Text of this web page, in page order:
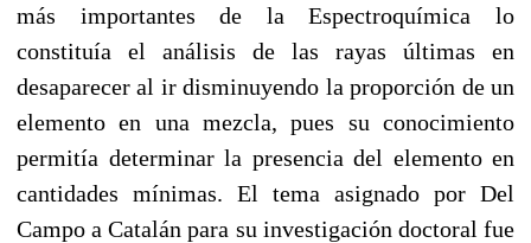
más importantes de la Espectroquímica lo
constituía el análisis de las rayas últimas en
desaparecer al ir disminuyendo la proporción de un
elemento en una mezcla, pues su conocimiento
permitía determinar la presencia del elemento en
cantidades mínimas. El tema asignado por Del
Campo a Catalán para su investigación doctoral fue